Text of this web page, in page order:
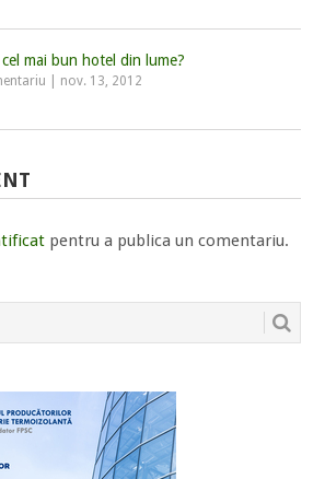
mai bun hotel din lume?
nov. 13, 2012
pentru a publica un comentariu.